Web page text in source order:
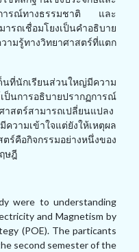
การณ์ทางธรรมชาติ และ
ารถเชื่อมโยงเป็นคำอธิบาย
ามรู้ทางวิทยาศาสตร์ที่แตก
นที่นักเรียนส่วนใหญ่มีความ
ป็นการอธิบายปรากฏการณ์
สตร์สามารถเปลี่ยนแปลง
ความเข้าใจแต่ยังให้เหตุผล
คือกิจกรรมอย่างหนึ่งของ
ษฎี
were to understanding
and Magnetism by
(POE). The particants
second semester of the